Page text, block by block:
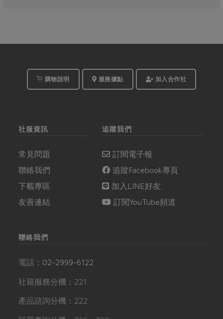
購物說明 服務據點 加入合作社
社服資訊
常見問題
聯絡我們
下載專區
友善連結
追蹤我們
訂閱電子報
追蹤Facebook專頁
加入LINE好友
訂閱YouTube頻道
聯絡我們
電話： 02-2999-6122
社籍服務分機：221
產品諮詢分機：222